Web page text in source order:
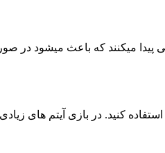
پیدا میکنند که باعث میشود در
کنید. در بازی آیتم های